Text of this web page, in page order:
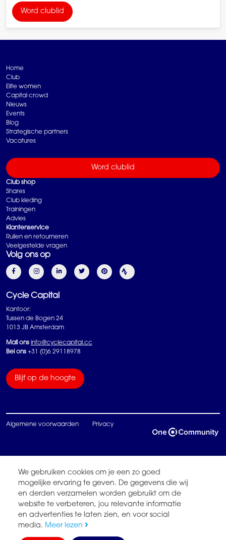
Word clublid
Home
Club
Elite women
Capital crowd
Nieuws
Events
Blog
Strategische partners
Vacatures
Word clublid
Club shop
Shares
Club kleding
Trainingen
Advies
Klantenservice
Ruilen en retourneren
Veelgestelde vragen
Volg ons op
Cycle Capital
Kantoor:
Tussen de Bogen 24
1013 JB Amsterdam
Mail ons info@cyclecapital.cc
Bel ons +31 (0)6 29118978
Blijf op de hoogte
Algemene voorwaarden Privacy
We gebruiken cookies om je een zo goed
mogelijke ervaring te geven. De gegevens die wij
en derden verzamelen worden gebruikt om de
website te verbeteren, jou relevante informatie
en advertenties te laten zien, en voor social
media. Meer lezen